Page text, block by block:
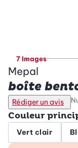
7 Images
Mepal
boîte
Rédiger un avis
Couleur
Vert clair